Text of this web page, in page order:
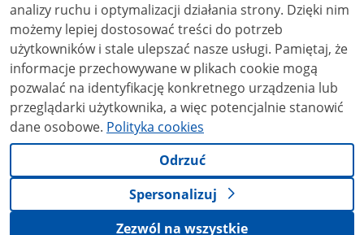
analizy ruchu i optymalizacji działania strony. Dzięki nim
możemy lepiej dostosować treści do potrzeb
użytkowników i stale ulepszać nasze usługi. Pamiętaj, że
informacje przechowywane w plikach cookie mogą
pozwalać na identyfikację konkretnego urządzenia lub
przeglądarki użytkownika, a więc potencjalnie stanowić
dane osobowe. Polityka cookies
Odrzuć
Spersonalizuj
Zezwól na wszystkie